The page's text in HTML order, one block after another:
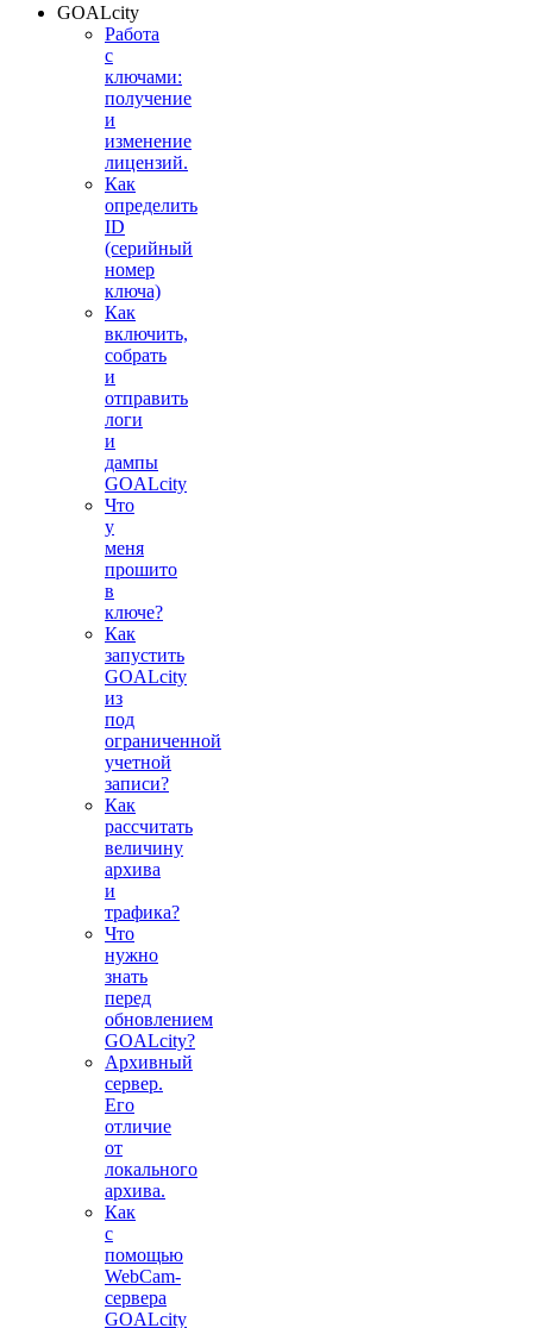
GOALcity
Работа
с
ключами:
получение
и
изменение
лицензий.
Как
определить
ID
(серийный
номер
ключа)
Как
включить,
собрать
и
отправить
логи
и
дампы
GOALcity
Что
у
меня
прошито
в
ключе?
Как
запустить
GOALcity
из
под
ограниченной
учетной
записи?
Как
рассчитать
величину
архива
и
трафика?
Что
нужно
знать
перед
обновлением
GOALcity?
Архивный
сервер.
Его
отличие
от
локального
архива.
Как
с
помощью
WebCam-
сервера
GOALcity